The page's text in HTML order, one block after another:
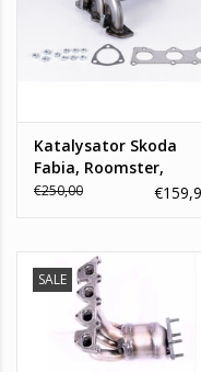
Katalysator Skoda
Fabia, Roomster,
Volkswagen Polo,
€250,00
SALE